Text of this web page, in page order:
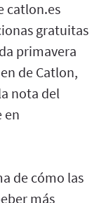
catlon.es
gratuitas
primavera
de Catlon,
nota del
en
de cómo las
más